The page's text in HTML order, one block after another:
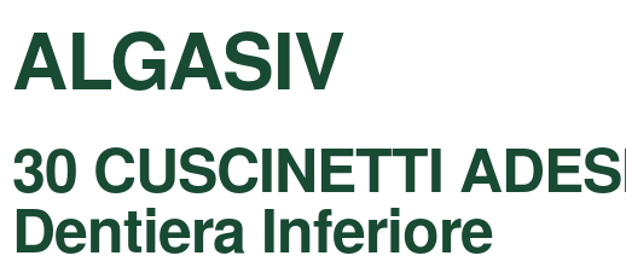
ALGASIV
30 CUSCINETTI
Dentiera Inferiore